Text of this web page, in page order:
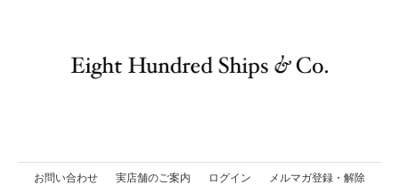
お問い合わせ 実店舗のご案内 ログイン
メルマガ登録・解除